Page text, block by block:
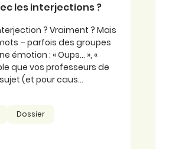
les interjections ?
? Vraiment ? Mais
– parfois des groupes
émotion : « Oups… », «
que vos professeurs de
(et pour caus...
Dossier